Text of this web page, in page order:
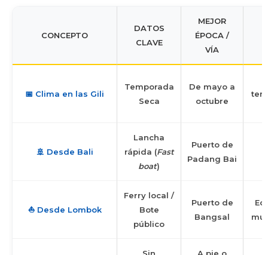
CONCEPTO
DATOS
CLAVE
MEJOR
ÉPOCA /
VÍA
📅 Clima en las Gili
Temporada
Seca
De mayo a
octubre
🚢 Desde Bali
Lancha
rápida (Fast
boat)
Puerto de
Padang Bai
⛵ Desde Lombok
Ferry local /
Bote
público
Puerto de
Bangsal
Sin
A pie o